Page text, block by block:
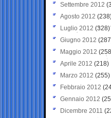
Settembre 2012
Agosto 2012
Luglio 2012 (328)
Giugno 2012
Maggio 2012
Aprile 2012 (218)
Marzo 2012 (255)
Febbraio 2012
Gennaio 2012
Dicembre 2011